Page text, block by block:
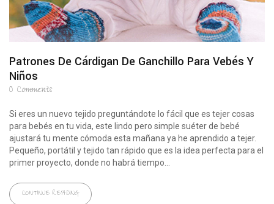
Patrones De Cárdigan De Ganchillo Para Vebés Y
Niños
0 Comments
Si eres un nuevo tejido preguntándote lo fácil que es tejer cosas
para bebés en tu vida, este lindo pero simple suéter de bebé
ajustará tu mente cómoda esta mañana ya he aprendido a tejer.
Pequeño, portátil y tejido tan rápido que es la idea perfecta para el
primer proyecto, donde no habrá tiempo...
CONTINUE READING